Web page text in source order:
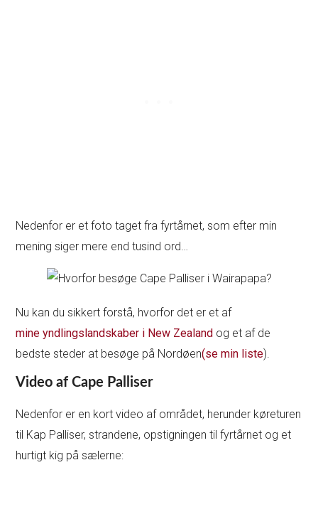
Nedenfor er et foto taget fra fyrtårnet, som efter min
mening siger mere end tusind ord…
Nu kan du sikkert forstå, hvorfor det er et af
mine yndlingslandskaber i New Zealand og et af de
bedste steder at besøge på Nordøen(se min liste).
Video af Cape Palliser
Nedenfor er en kort video af området, herunder køreturen
til Kap Palliser, strandene, opstigningen til fyrtårnet og et
hurtigt kig på sælerne: